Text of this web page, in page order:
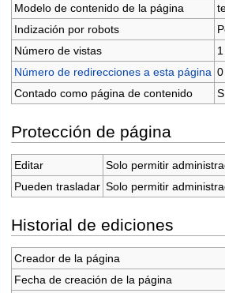
Modelo de contenido de la página
Indización por robots
Número de vistas
Número de redirecciones a esta página 0
Contado como página de contenido
Protección de página
Editar
Solo permitir
Pueden trasladar Solo permitir
Historial de ediciones
Creador de la página
Fecha de creación de la página